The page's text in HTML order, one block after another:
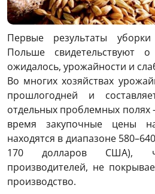
Первые результаты
Польше свидетельствуют
ожидалось, урожайности и
Во многих хозяйствах
прошлогодней и
отдельных проблемных полях
время закупочные цены
находятся в диапазоне
170 долларов США),
производителей, не
производство.